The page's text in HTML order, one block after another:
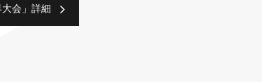
大会」詳細